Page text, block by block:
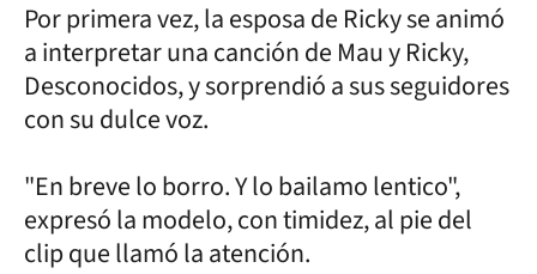
Por primera vez, la esposa de Ricky se animó
a interpretar una canción de Mau y Ricky,
Desconocidos, y sorprendió a sus seguidores
con su dulce voz.
"En breve lo borro. Y lo bailamo lentico",
expresó la modelo, con timidez, al pie del
clip que llamó la atención.